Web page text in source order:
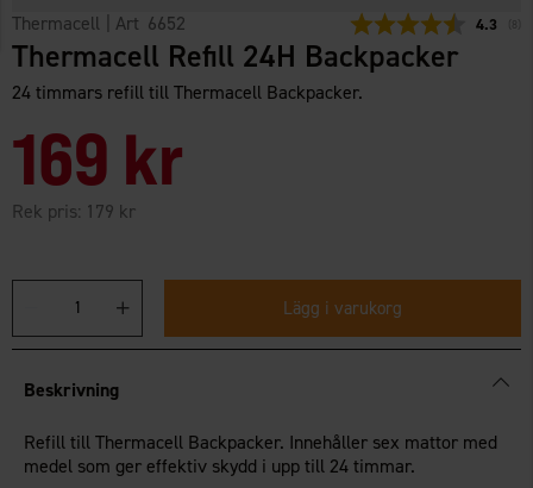
Thermacell | Art 6652 4.3
Thermacell Refill 24H Backpacker
24 timmars refill till Thermacell Backpacker.
169 kr
Rek pris: 179 kr
Lägg i varukorg
Beskrivning
Refill till Thermacell Backpacker. Innehåller sex mattor med
medel som ger effektiv skydd i upp till 24 timmar.